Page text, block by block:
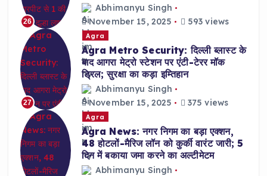
26
Abhimanyu Singh
November 15, 2025
593 views
27
Agra
Agra Metro Security: दिल्ली ब्लास्ट के
बाद आगरा मेट्रो स्टेशन पर एंटी-टेरर मॉक
ड्रिल; सुरक्षा का कड़ा इम्तिहान
Abhimanyu Singh
November 15, 2025
375 views
Agra
Agra News: नगर निगम का बड़ा एक्शन,
48 होटलों-मैरिज लॉन को कुर्की वारंट जारी; 5
दिन में बकाया जमा करने का अल्टीमेटम
Abhimanyu Singh